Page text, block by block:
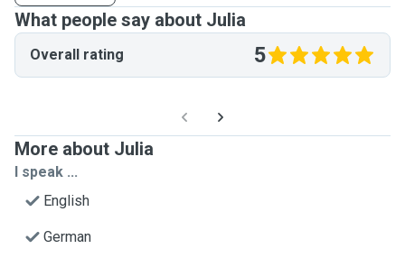
What people say about Julia
Overall rating 5
More about Julia
I speak ...
English
German